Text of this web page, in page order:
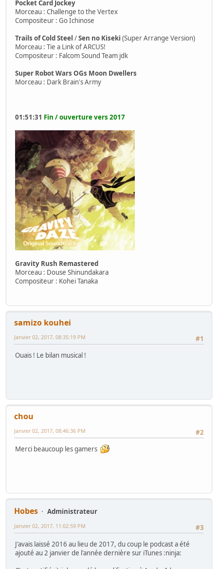
Pocket Card Jockey
Morceau : Challenge to the Vertex
Compositeur : Go Ichinose
Trails of Cold Steel /Sen no Kiseki (Super Arrange Version)
Morceau : Tie a Link of ARCUS!
Compositeur : Falcom Sound Team jdk
Super Robot Wars OGs Moon Dwellers
Morceau : Dark Brain's Army
01:51:31 Fin / ouverture vers 2017
Gravity Rush Remastered
Morceau : Douse Shinundakara
Compositeur : Kohei Tanaka
samizo kouhei
#1
Janvier 02, 2017, 08:35:19 PM
Ouais ! Le bilan musical !
chou
#2
Janvier 02, 2017, 08:46:36 PM
Merci beaucoup les gamers
Hobes
Administrateur
#3
Janvier 02, 2017, 11:02:59 PM
J'avais laissé 2016 au lieu de 2017, du coup le podcast a été
ajouté au 2 janvier de l'année dernière sur iTunes :ninja: